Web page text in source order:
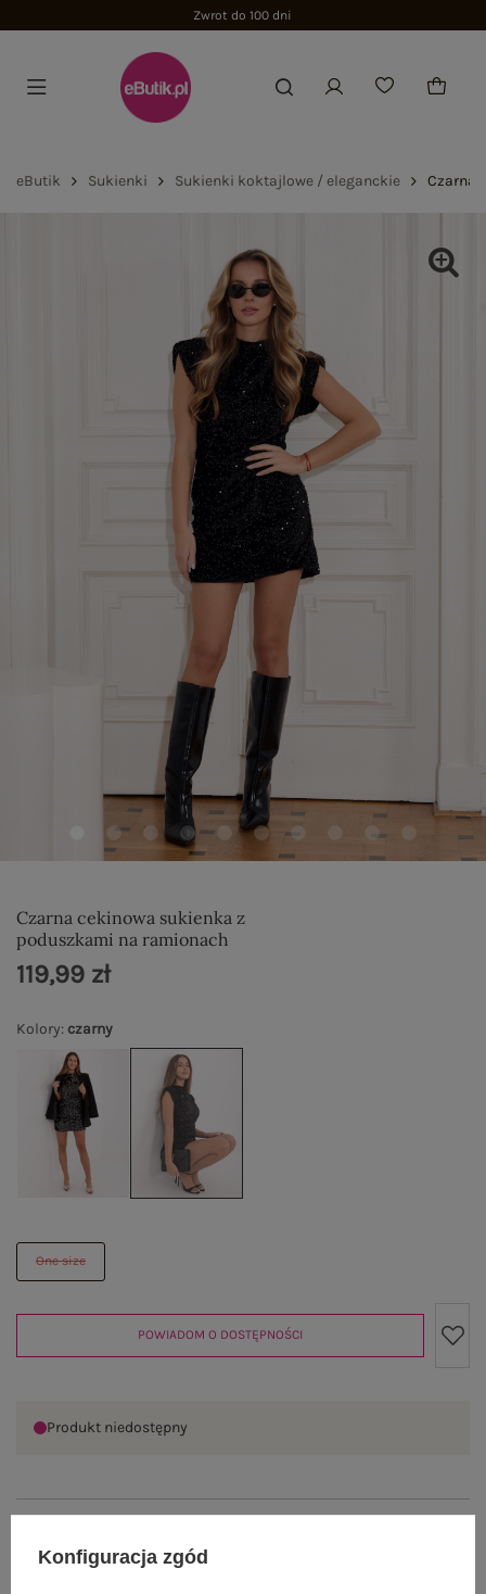
Zwrot do 100 dni
eButik Sukienki Sukienki koktajlowe / eleganckie Czarna
Czarna cekinowa sukienka z
poduszkami na ramionach
Kolory: czarny
One size
119,99 zł
POWIADOM O DOSTĘPNOŚCI
Produkt niedostępny
Konfiguracja zgód